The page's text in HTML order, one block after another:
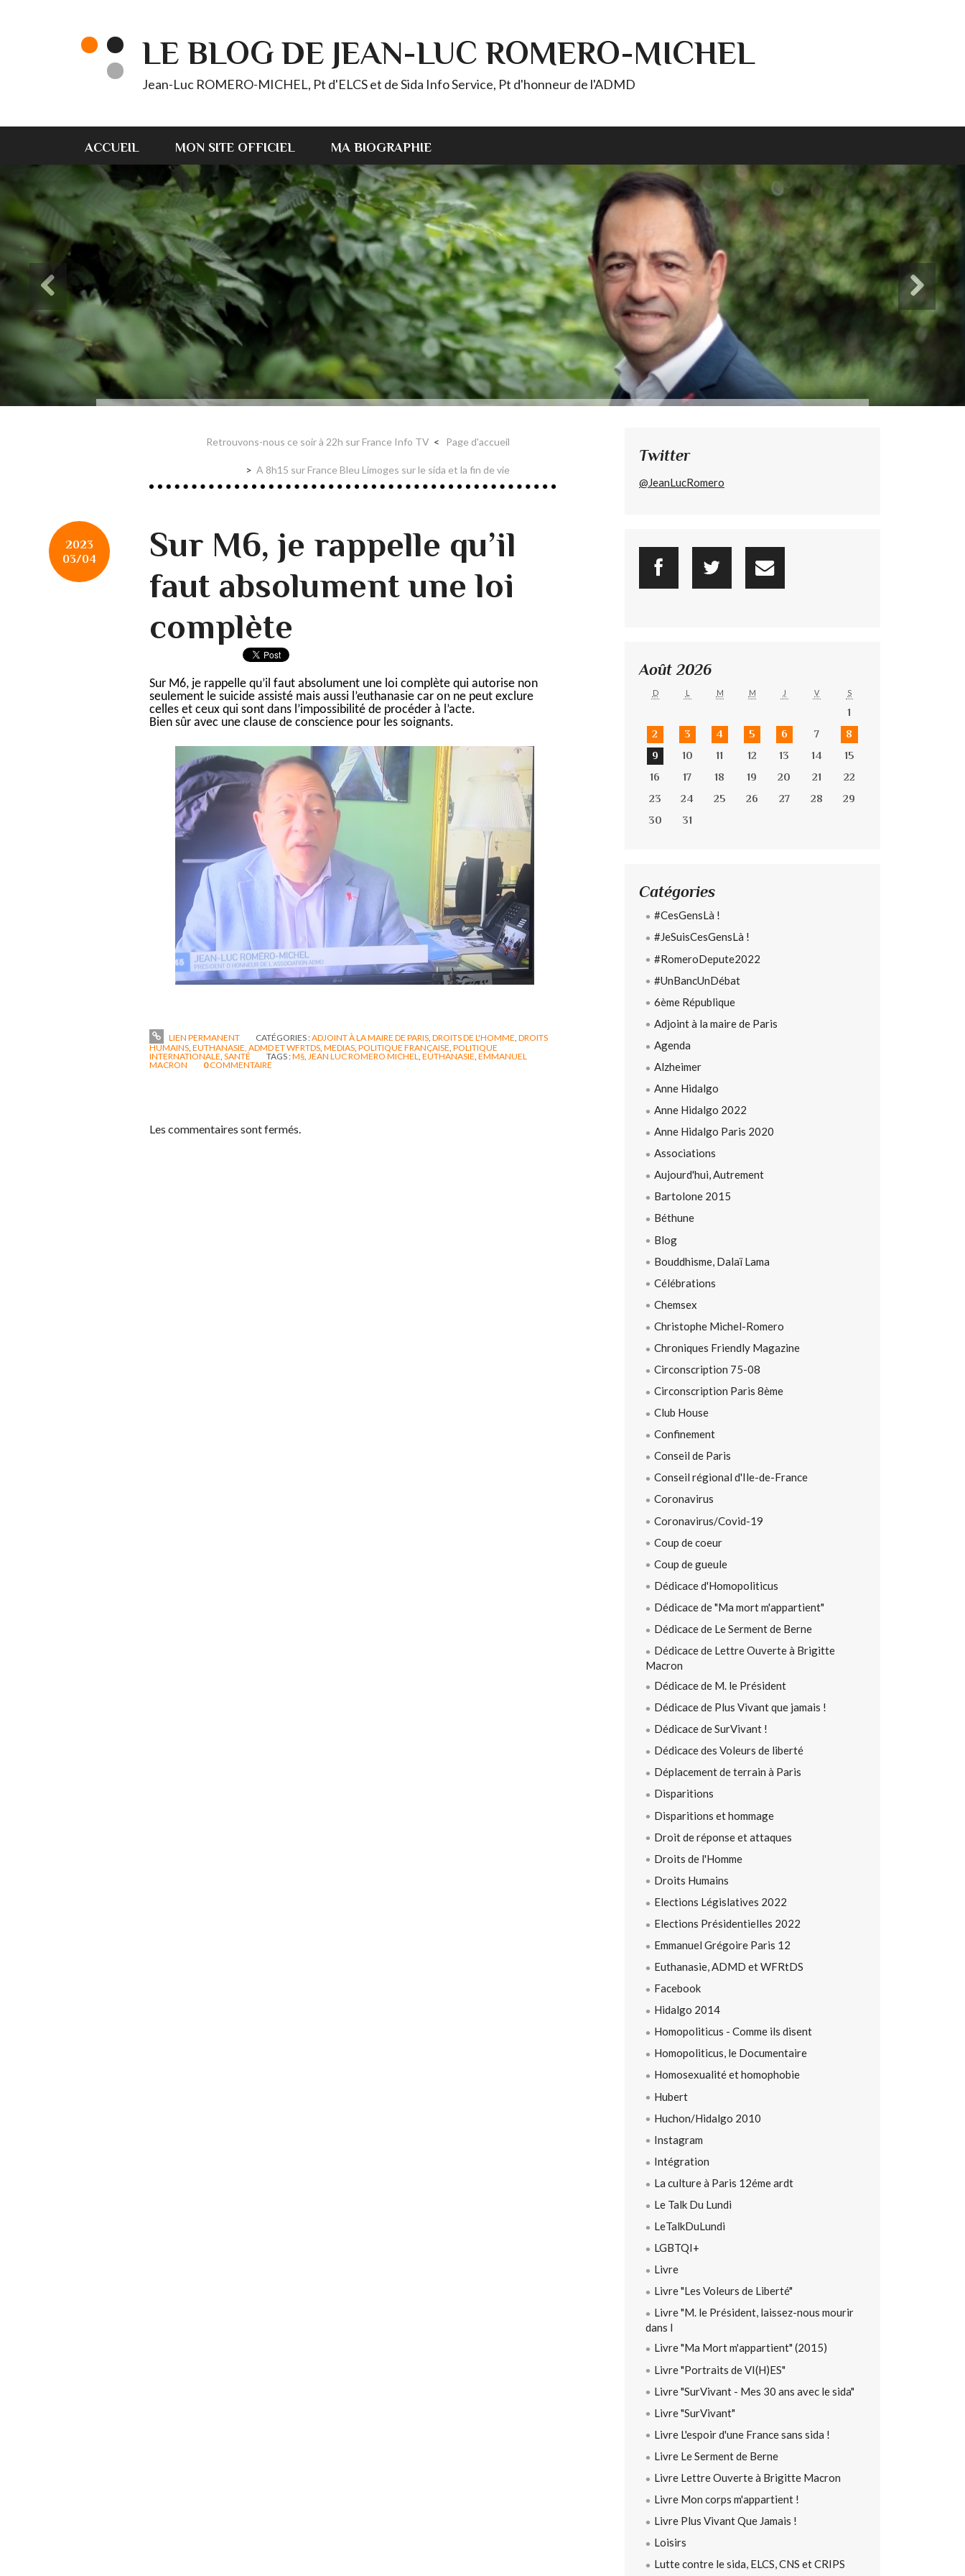
LE BLOG DE JEAN-LUC ROMERO-MICHEL
Jean-Luc ROMERO-MICHEL, Pt d'ELCS et de Sida Info Service, Pt d'honneur de l'ADMD
ACCUEIL MON SITE OFFICIEL MA BIOGRAPHIE
Retrouvons-nous ce soir à 22h sur France Info TV Page d'accueil
A 8h15 sur France Bleu Limoges sur le sida et la fin de vie
2023
03/04
Sur M6, je rappelle qu’il
faut absolument une loi
complète
Sur M6, je rappelle qu’il faut absolument une loi complète qui autorise non
seulement le suicide assisté mais aussi l’euthanasie car on ne peut exclure
celles et ceux qui sont dans l’impossibilité de procéder à l’acte.
Bien sûr avec une clause de conscience pour les soignants.
LIEN PERMANENT CATÉGORIES :ADJOINT À LA MAIRE DE PARIS DROITS DE L'HOMME DROITS
HUMAINS, EUTHANASIE, ADMD ET WFRTDS, MEDIAS, POLITIQUE FRANÇAISE, POLITIQUE
INTERNATIONALE, SANTÉ TAGS :M§, JEAN LUC ROMERO MICHEL, EUTHANASIE, EMMANUEL
MACRON
0COMMENTAIRE
Les commentaires sont fermés.
Twitter
@JeanLucRomero
Août 2026
D L M M J V S
1
2
3 4 5 6 7
8
9
10 11 12 13 14
15
16
17 18 19 20 21
22
23
24 25 26 27 28
29
30
31
Catégories
#CesGensLà !
#JeSuisCesGensLà !
#RomeroDepute2022
#UnBancUnDébat
6ème République
Adjoint à la maire de Paris
Agenda
Alzheimer
Anne Hidalgo
Anne Hidalgo 2022
Anne Hidalgo Paris 2020
Associations
Aujourd'hui, Autrement
Bartolone 2015
Béthune
Blog
Bouddhisme, Dalaï Lama
Célébrations
Chemsex
Christophe Michel-Romero
Chroniques Friendly Magazine
Circonscription 75-08
Circonscription Paris 8ème
Club House
Confinement
Conseil de Paris
Conseil régional d'Ile-de-France
Coronavirus
Coronavirus/Covid-19
Coup de coeur
Coup de gueule
Dédicace d'Homopoliticus
Dédicace de "Ma mort m'appartient"
Dédicace de Le Serment de Berne
Dédicace de Lettre Ouverte à Brigitte
Macron
Dédicace de M. le Président
Dédicace de Plus Vivant que jamais !
Dédicace de SurVivant !
Dédicace des Voleurs de liberté
Déplacement de terrain à Paris
Disparitions
Disparitions et hommage
Droit de réponse et attaques
Droits de l'Homme
Droits Humains
Elections Législatives 2022
Elections Présidentielles 2022
Emmanuel Grégoire Paris 12
Euthanasie, ADMD et WFRtDS
Facebook
Hidalgo 2014
Homopoliticus - Comme ils disent
Homopoliticus, le Documentaire
Homosexualité et homophobie
Hubert
Huchon/Hidalgo 2010
Instagram
Intégration
La culture à Paris 12éme ardt
Le Talk Du Lundi
LeTalkDuLundi
LGBTQI+
Livre
Livre "Les Voleurs de Liberté"
Livre "M. le Président, laissez-nous mourir
dans l
Livre "Ma Mort m'appartient" (2015)
Livre "Portraits de VI(H)ES"
Livre "SurVivant - Mes 30 ans avec le sida"
Livre "SurVivant"
Livre L'espoir d'une France sans sida !
Livre Le Serment de Berne
Livre Lettre Ouverte à Brigitte Macron
Livre Mon corps m'appartient !
Livre Plus Vivant Que Jamais !
Loisirs
Lutte contre le sida, ELCS, CNS et CRIPS